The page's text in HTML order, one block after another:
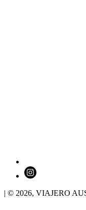
| © 2026, VIAJERO